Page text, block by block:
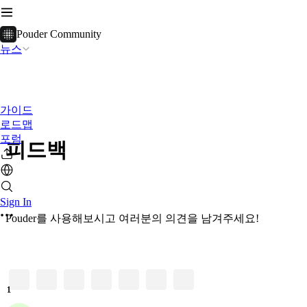
Pouder Community
뉴스
가이드
로드맵
포럼
Sign In
피드백
Pouder를 사용해보시고 여러분의 의견을 남겨주세요!
11111